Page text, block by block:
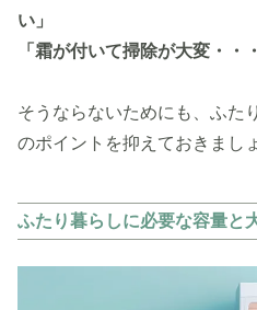
い」
「霜が付いて掃除が大変・・
そうならないためにも、ふた
のポイントを抑えておきまし
ふたり暮らしに必要な容量と